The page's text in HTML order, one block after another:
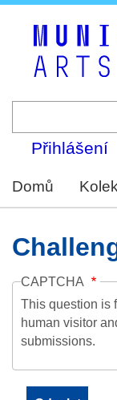
Přihlášení
Domů
CAPTCHA
This question is
human visitor
submissions.